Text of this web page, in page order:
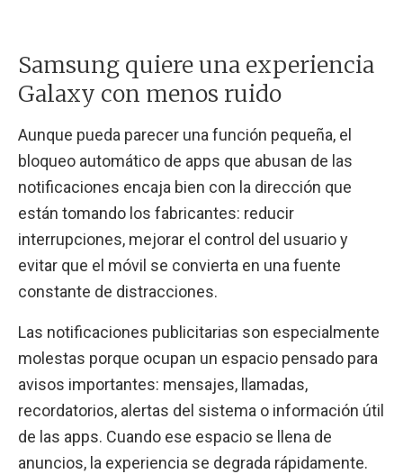
Samsung quiere una experiencia
Galaxy con menos ruido
Aunque pueda parecer una función pequeña, el
bloqueo automático de apps que abusan de las
notificaciones encaja bien con la dirección que
están tomando los fabricantes: reducir
interrupciones, mejorar el control del usuario y
evitar que el móvil se convierta en una fuente
constante de distracciones.
Las notificaciones publicitarias son especialmente
molestas porque ocupan un espacio pensado para
avisos importantes: mensajes, llamadas,
recordatorios, alertas del sistema o información útil
de las apps. Cuando ese espacio se llena de
anuncios, la experiencia se degrada rápidamente.